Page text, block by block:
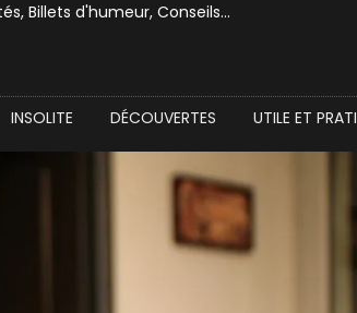
Billets d'humeur, Conseils…
INSOLITE DÉCOUVERTES UTILE ET